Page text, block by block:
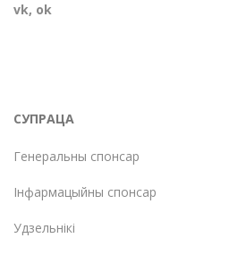
vk, ok
СУПРАЦА
Генеральны спонсар
Інфармацыйны спонсар
Удзельнікі